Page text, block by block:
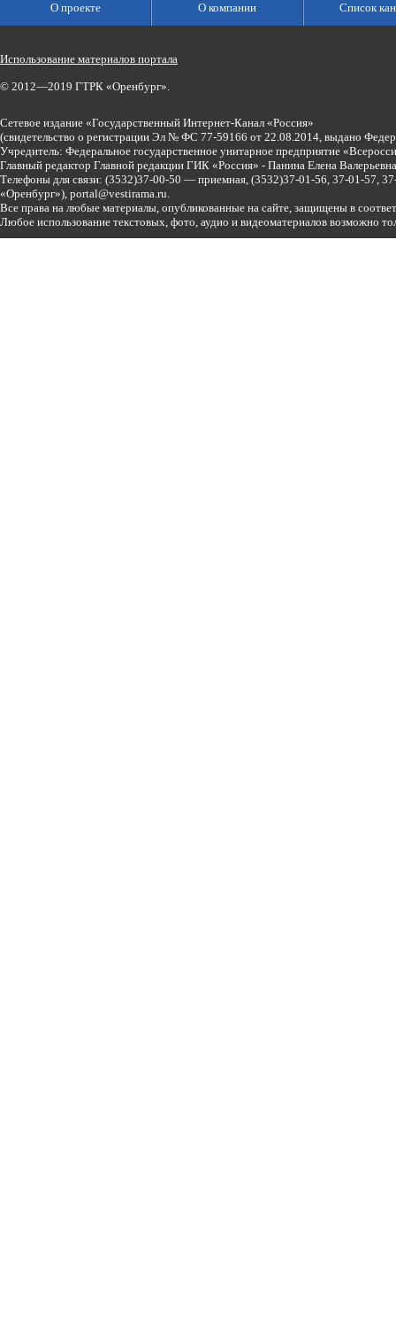
О проекте О компании Список
Использование материалов портала
© 2012—2019 ГТРК «Оренбург».
Сетевое издание «Государственный Интернет-Канал «Россия»
(свидетельство о регистрации Эл № ФС 77-59166 от 22.08.2014, выдано
Учредитель: Федеральное государственное унитарное предприятие
Главный редактор Главной редакции ГИК «Россия» - Панина Елена
Телефоны для связи: (3532)37-00-50 — приемная, (3532)37-01-56, 37-01-57,
«Оренбург»), portal@vestirama.ru.
Все права на любые материалы, опубликованные на сайте, защищены в
Любое использование текстовых, фото, аудио и видеоматериалов возможно